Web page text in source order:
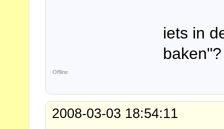
iets in
baken"?
Offline
2008-03-03 18:54:11